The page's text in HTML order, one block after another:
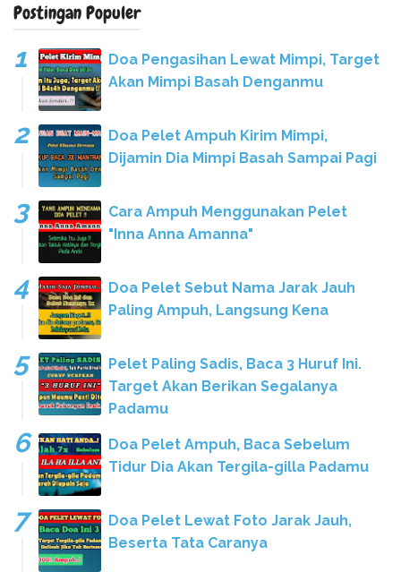
Postingan Populer
Doa Pengasihan Lewat Mimpi, Target
Akan Mimpi Basah Denganmu
Doa Pelet Ampuh Kirim Mimpi,
Dijamin Dia Mimpi Basah Sampai Pagi
Cara Ampuh Menggunakan Pelet
"Inna Anna Amanna"
Doa Pelet Sebut Nama Jarak Jauh
Paling Ampuh, Langsung Kena
Pelet Paling Sadis, Baca 3 Huruf Ini.
Target Akan Berikan Segalanya
Padamu
Doa Pelet Ampuh, Baca Sebelum
Tidur Dia Akan Tergila-gilla Padamu
Doa Pelet Lewat Foto Jarak Jauh,
Beserta Tata Caranya